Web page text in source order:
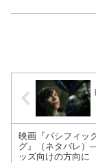
映画『パシフィッ
グ』（ネタバレ）
ッズ向けの方向に